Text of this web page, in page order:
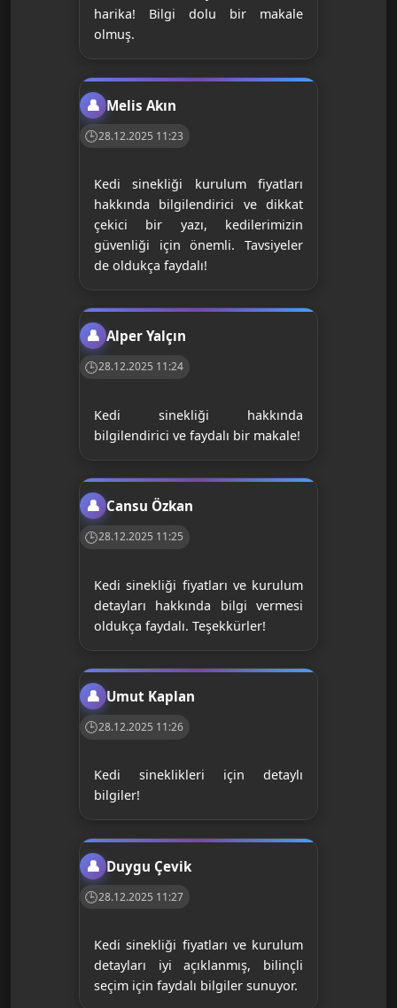
harika! Bilgi dolu bir makale
olmuş.
Melis Akın
28.12.2025 11:23
Kedi sinekliği kurulum fiyatları
hakkında bilgilendirici ve dikkat
çekici bir yazı, kedilerimizin
güvenliği için önemli. Tavsiyeler
de oldukça faydalı!
Alper Yalçın
28.12.2025 11:24
Kedi sinekliği hakkında
bilgilendirici ve faydalı bir makale!
Cansu Özkan
28.12.2025 11:25
Kedi sinekliği fiyatları ve kurulum
detayları hakkında bilgi vermesi
oldukça faydalı. Teşekkürler!
Umut Kaplan
28.12.2025 11:26
Kedi sineklikleri için detaylı
bilgiler!
Duygu Çevik
28.12.2025 11:27
Kedi sinekliği fiyatları ve kurulum
detayları iyi açıklanmış, bilinçli
seçim için faydalı bilgiler sunuyor.